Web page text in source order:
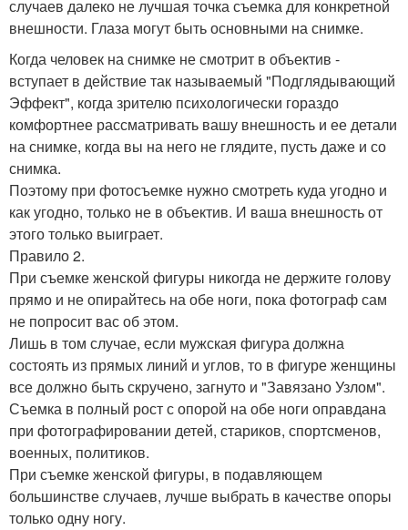
случаев далеко не лучшая точка съемка для конкретной
внешности. Глаза могут быть основными на снимке.
Когда человек на снимке не смотрит в объектив -
вступает в действие так называемый "Подглядывающий
Эффект", когда зрителю психологически гораздо
комфортнее рассматривать вашу внешность и ее детали
на снимке, когда вы на него не глядите, пусть даже и со
снимка.
Поэтому при фотосъемке нужно смотреть куда угодно и
как угодно, только не в объектив. И ваша внешность от
этого только выиграет.
Правило 2.
При съемке женской фигуры никогда не держите голову
прямо и не опирайтесь на обе ноги, пока фотограф сам
не попросит вас об этом.
Лишь в том случае, если мужская фигура должна
состоять из прямых линий и углов, то в фигуре женщины
все должно быть скручено, загнуто и "Завязано Узлом".
Съемка в полный рост с опорой на обе ноги оправдана
при фотографировании детей, стариков, спортсменов,
военных, политиков.
При съемке женской фигуры, в подавляющем
большинстве случаев, лучше выбрать в качестве опоры
только одну ногу.